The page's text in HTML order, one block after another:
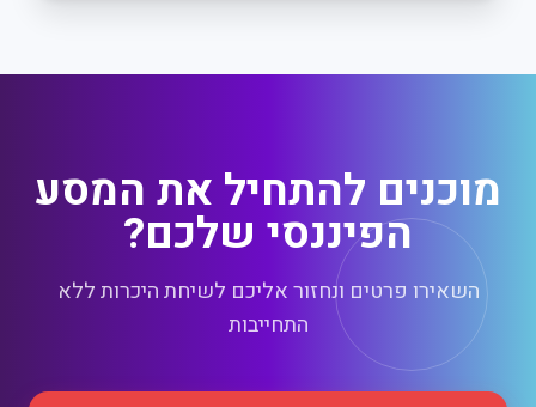
מוכנים להתחיל את המסע
הפיננסי שלכם?
השאירו פרטים ונחזור אליכם לשיחת היכרות ללא
התחייבות